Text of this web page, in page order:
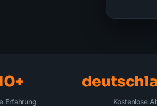
Erfahrung Kostenlose